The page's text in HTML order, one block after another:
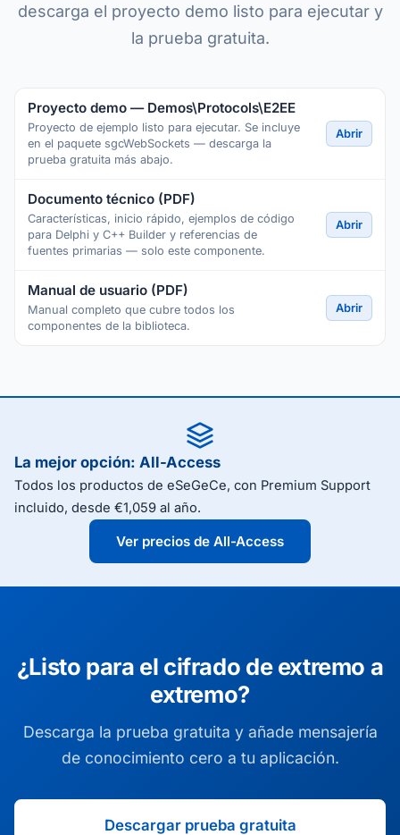
descarga el proyecto demo listo para ejecutar y
la prueba gratuita.
Proyecto demo — Demos\Protocols\E2EE
Proyecto de ejemplo listo para ejecutar. Se incluye
en el paquete sgcWebSockets — descarga la
prueba gratuita más abajo.
Abrir
Documento técnico (PDF)
Características, inicio rápido, ejemplos de código
para Delphi y C++ Builder y referencias de
fuentes primarias — solo este componente.
Abrir
Manual de usuario (PDF)
Manual completo que cubre todos los
componentes de la biblioteca.
Abrir
La mejor opción: All-Access
Todos los productos de eSeGeCe, con Premium Support
incluido, desde €1,059 al año.
Ver precios de All-Access
¿Listo para el cifrado de extremo a
extremo?
Descarga la prueba gratuita y añade mensajería
de conocimiento cero a tu aplicación.
Descargar prueba gratuita